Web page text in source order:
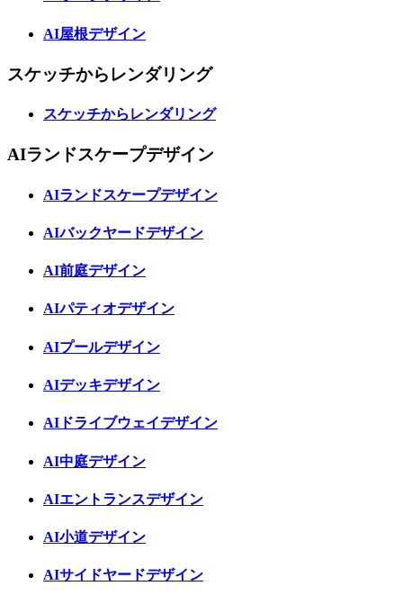
AI屋根デザイン
スケッチからレンダリング
スケッチからレンダリング
AIランドスケープデザイン
AIランドスケープデザイン
AIバックヤードデザイン
AI前庭デザイン
AIパティオデザイン
AIプールデザイン
AIデッキデザイン
AIドライブウェイデザイン
AI中庭デザイン
AIエントランスデザイン
AI小道デザイン
AIサイドヤードデザイン